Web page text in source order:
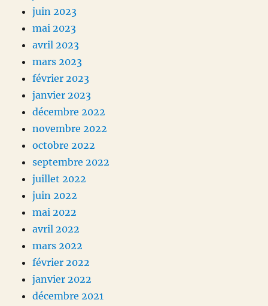
juin 2023
mai 2023
avril 2023
mars 2023
février 2023
janvier 2023
décembre 2022
novembre 2022
octobre 2022
septembre 2022
juillet 2022
juin 2022
mai 2022
avril 2022
mars 2022
février 2022
janvier 2022
décembre 2021